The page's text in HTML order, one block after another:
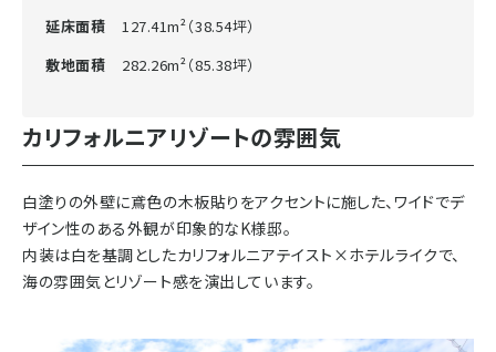
延床面積
127.41m²（38.54坪）
敷地面積
282.26m²（85.38坪）
カリフォルニアリゾートの雰囲気
白塗りの外壁に鳶色の木板貼りをアクセントに施した、ワイドでデ
ザイン性のある外観が印象的なK様邸。
内装は白を基調としたカリフォルニアテイスト×ホテルライクで、
海の雰囲気とリゾート感を演出しています。